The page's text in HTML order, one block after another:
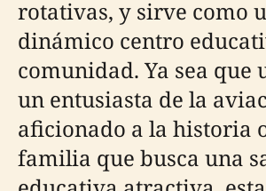
rotativas, y sirve como
dinámico centro
comunidad. Ya sea que
un entusiasta de la
aficionado a la historia
familia que busca una